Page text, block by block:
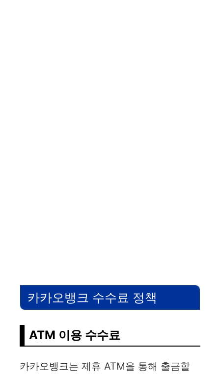
카카오뱅크 수수료 정책
ATM 이용 수수료
카카오뱅크는 제휴 ATM을 통해 출금할